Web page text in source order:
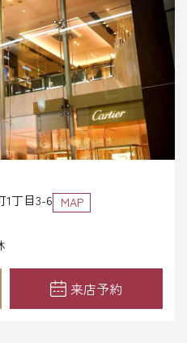
1丁目3-6 MAP
来店予約